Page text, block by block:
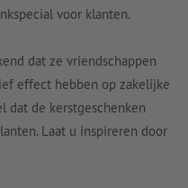
voor klanten.
dat ze vriendschappen
effect hebben op zakelijke
dat de kerstgeschenken
Laat u inspireren door